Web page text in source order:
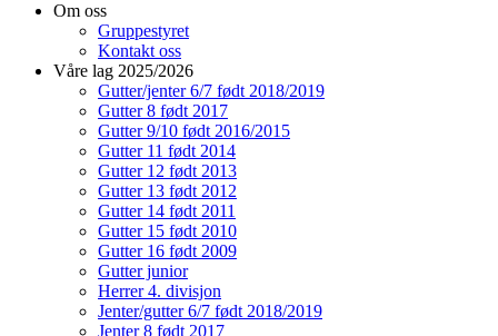
Om oss
Gruppestyret
Kontakt oss
Våre lag 2025/2026
Gutter/jenter 6/7 født 2018/2019
Gutter 8 født 2017
Gutter 9/10 født 2016/2015
Gutter 11 født 2014
Gutter 12 født 2013
Gutter 13 født 2012
Gutter 14 født 2011
Gutter 15 født 2010
Gutter 16 født 2009
Gutter junior
Herrer 4. divisjon
Jenter/gutter 6/7 født 2018/2019
Jenter 8 født 2017